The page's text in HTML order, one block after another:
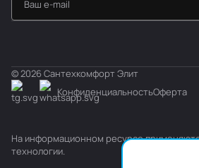
© 2026 Сантехкомфорт Элит
КонфиденциальностьОферта
На информационном ресурсе
технологии.